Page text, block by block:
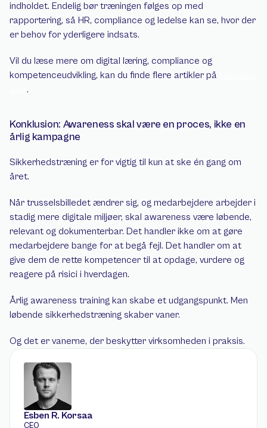
Esben R. Korsaa
CEO
indholdet. Endelig bør træningen følges op med
rapportering, så HR, compliance og ledelse kan se, hvor der
er behov for yderligere indsats.
Vil du læse mere om digital læring, compliance og
kompetenceudvikling, kan du finde flere artikler på
.
Konklusion: Awareness skal være en proces, ikke en
årlig kampagne
Sikkerhedstræning er for vigtig til kun at ske én gang om
året.
Når trusselsbilledet ændrer sig, og medarbejdere arbejder i
stadig mere digitale miljøer, skal awareness være løbende,
relevant og dokumenterbar. Det handler ikke om at gøre
medarbejdere bange for at begå fejl. Det handler om at
give dem de rette kompetencer til at opdage, vurdere og
reagere på risici i hverdagen.
Årlig awareness training kan skabe et udgangspunkt. Men
løbende sikkerhedstræning skaber vaner.
Og det er vanerne, der beskytter virksomheden i praksis.